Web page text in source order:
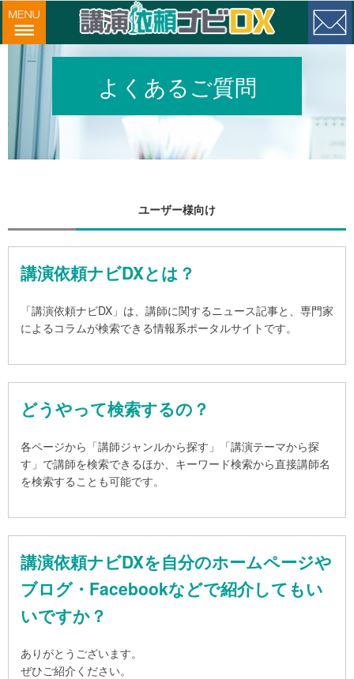
よくあるご質問
ユーザー様向け
講演依頼ナビDXとは？
「講演依頼ナビDX」は、講師に関するニュース記事と、専門家
によるコラムが検索できる情報系ポータルサイトです。
どうやって検索するの？
各ページから「講師ジャンルから探す」「講演テーマから探
す」で講師を検索できるほか、キーワード検索から直接講師名
を検索することも可能です。
講演依頼ナビDXを自分のホームページや
ブログ・Facebookなどで紹介してもい
いですか？
ありがとうございます。
ぜひご紹介ください。